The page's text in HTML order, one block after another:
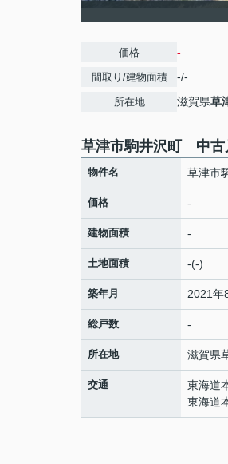
価格 -
間取り/建物面積 -/-
所在地 滋賀県草
草津市駒井沢町 中古
物件名 草津市
価格 -
建物面積 -
土地面積 -(-)
築年月 2021年
総戸数 -
所在地 滋賀県
交通 東海道
東海道